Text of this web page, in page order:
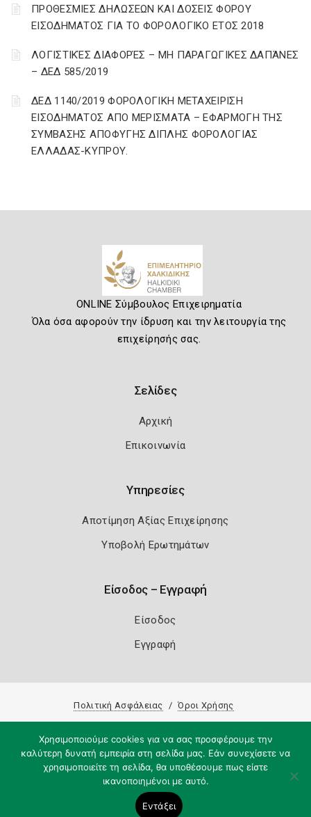
ΠΡΟΘΕΣΜΙΕΣ ΔΗΛΩΣΕΩΝ ΚΑΙ ΔΟΣΕΙΣ ΦΟΡΟΥ
ΕΙΣΟΔΗΜΑΤΟΣ ΓΙΑ ΤΟ ΦΟΡΟΛΟΓΙΚΟ ΕΤΟΣ 2018
ΛΟΓΙΣΤΙΚΈΣ ΔΙΑΦΟΡΈΣ – ΜΗ ΠΑΡΑΓΩΓΙΚΈΣ ΔΑΠΆΝΕΣ
– ΔΕΔ 585/2019
ΔΕΔ 1140/2019 ΦΟΡΟΛΟΓΙΚΗ ΜΕΤΑΧΕΙΡΙΣΗ
ΕΙΣΟΔΗΜΑΤΟΣ ΑΠΟ ΜΕΡΙΣΜΑΤΑ – ΕΦΑΡΜΟΓΗ ΤΗΣ
ΣΥΜΒΑΣΗΣ ΑΠΟΦΥΓΗΣ ΔΙΠΛΗΣ ΦΟΡΟΛΟΓΙΑΣ
ΕΛΛΑΔΑΣ-ΚΥΠΡΟΥ.
ONLINE Σύμβουλος Επιχειρηματία
Όλα όσα αφορούν την ίδρυση και την λειτουργία της
επιχείρησής σας.
Σελίδες
Αρχική
Επικοινωνία
Υπηρεσίες
Αποτίμηση Αξίας Επιχείρησης
Υποβολή Ερωτημάτων
Είσοδος – Εγγραφή
Είσοδος
Εγγραφή
Πολιτική Ασφάλειας Όροι Χρήσης
Χρησιμοποιούμε cookies για να σας προσφέρουμε την
καλύτερη δυνατή εμπειρία στη σελίδα μας. Εάν συνεχίσετε να
χρησιμοποιείτε τη σελίδα, θα υποθέσουμε πως είστε
ικανοποιημένοι με αυτό.
Εντάξει